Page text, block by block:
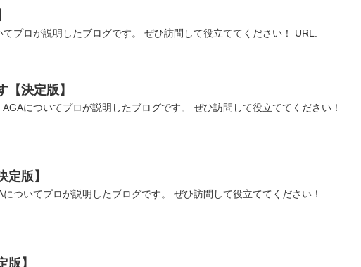
てプロが説明したブログです。 ぜひ訪問して役立ててください！ URL:
決定版】
についてプロが説明したブログです。 ぜひ訪問して役立ててください！
版】
ついてプロが説明したブログです。 ぜひ訪問して役立ててください！
】